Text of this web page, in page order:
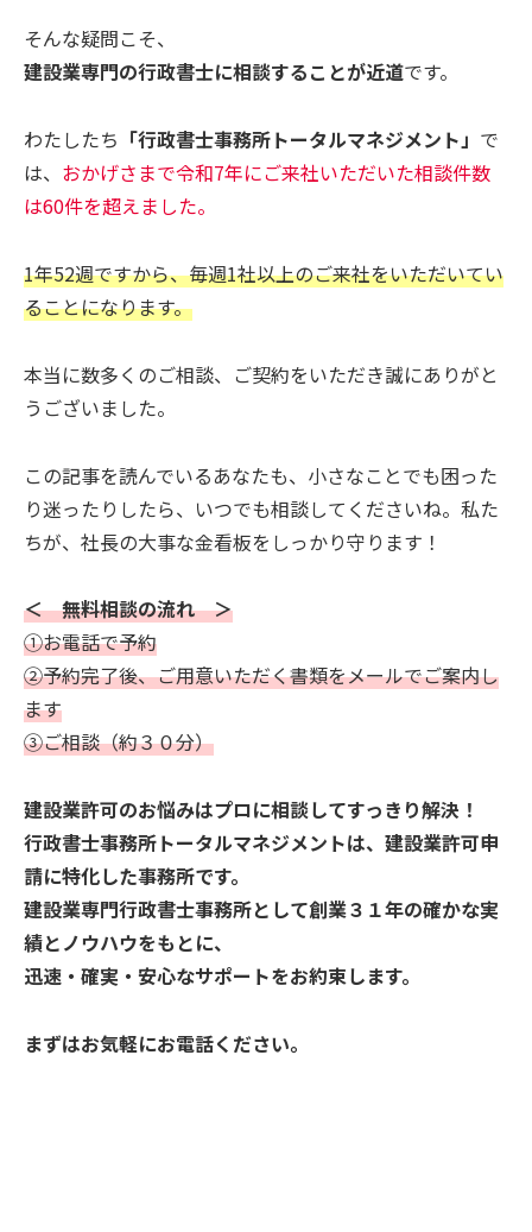
そんな疑問こそ、
建設業専門の行政書士に相談することが近道です。
わたしたち 「行政書士事務所トータルマネジメント」 で
は、 おかげさまで令和7年にご来社いただいた相談件数
は60件を超えました。
1年52週ですから、毎週1社以上のご来社をいただいてい
ることになります。
本当に数多くのご相談、ご契約をいただき誠にありがと
うございました。
この記事を読んでいるあなたも、小さなことでも困った
り迷ったりしたら、いつでも相談してくださいね。私た
ちが、社長の大事な金看板をしっかり守ります！
＜ 無料相談の流れ ＞
①お電話で予約
②予約完了後、ご用意いただく書類をメールでご案内し
ます
③ご相談（約３０分）
建設業許可のお悩みはプロに相談してすっきり解決！
行政書士事務所トータルマネジメントは、建設業許可申
請に特化した事務所です。
建設業専門行政書士事務所として創業３１年の確かな実
績とノウハウをもとに、
迅速・確実・安心なサポートをお約束します。
まずはお気軽にお電話ください。